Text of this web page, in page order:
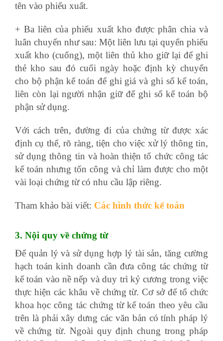
tên vào phiếu xuất.
+ Ba liên của phiếu xuất kho được phân chia và
luân chuyển như sau: Một liên lưu tại quyển phiếu
xuất kho (cuống), một liên thủ kho giữ lại để ghi
thẻ kho sau đó cuối ngày hoặc định kỳ chuyển
cho bộ phận kế toán để ghi giá và ghi sổ kế toán,
liên còn lại người nhận giữ để ghi sổ kế toán bộ
phận sử dụng.
Với cách trên, đường đi của chứng từ được xác
định cụ thể, rõ ràng, tiện cho việc xử lý thông tin,
sử dụng thông tin và hoàn thiện tổ chức công tác
kế toán nhưng tốn công và chỉ làm được cho một
vài loại chứng từ có nhu cầu lập riêng.
Tham khảo bài viết: Các hình thức kế toán
3. Nội quy về chứng từ
Để quản lý và sử dụng hợp lý tài sản, tăng cường
hạch toán kinh doanh cần đưa công tác chứng từ
kế toán vào nề nếp và duy trì kỷ cương trong việc
thực hiện các khâu về chứng từ. Cơ sở để tổ chức
khoa học công tác chứng từ kế toán theo yêu cầu
trên là phải xây dưng các văn bản có tính pháp lý
về chứng từ. Ngoài quy định chung trong pháp